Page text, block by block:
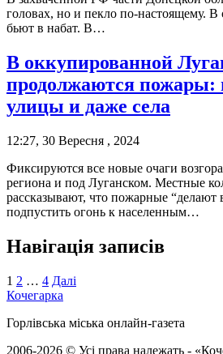
головах, но и пекло по-настоящему. В
бьют в набат. В…
В оккупированной
продолжаются пожары:
улицы и даже села
12:27, 30 Вересня , 2024
Фиксируются все новые очаги
региона и под Луганском. Местные
рассказывают, что пожарные “делают
подпустить огонь к населенным…
Навігація записів
1 2 … 4 Далі
Кочегарка
Горлівська міська онлайн-газета
2006-2026 © Усі права належать -